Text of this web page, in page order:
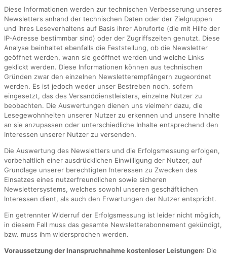
Diese Informationen werden zur technischen Verbesserung unseres
Newsletters anhand der technischen Daten oder der Zielgruppen
und ihres Leseverhaltens auf Basis ihrer Abruforte (die mit Hilfe der
IP-Adresse bestimmbar sind) oder der Zugriffszeiten genutzt. Diese
Analyse beinhaltet ebenfalls die Feststellung, ob die Newsletter
geöffnet werden, wann sie geöffnet werden und welche Links
geklickt werden. Diese Informationen können aus technischen
Gründen zwar den einzelnen Newsletterempfängern zugeordnet
werden. Es ist jedoch weder unser Bestreben noch, sofern
eingesetzt, das des Versanddienstleisters, einzelne Nutzer zu
beobachten. Die Auswertungen dienen uns vielmehr dazu, die
Lesegewohnheiten unserer Nutzer zu erkennen und unsere Inhalte
an sie anzupassen oder unterschiedliche Inhalte entsprechend den
Interessen unserer Nutzer zu versenden.
Die Auswertung des Newsletters und die Erfolgsmessung erfolgen,
vorbehaltlich einer ausdrücklichen Einwilligung der Nutzer, auf
Grundlage unserer berechtigten Interessen zu Zwecken des
Einsatzes eines nutzerfreundlichen sowie sicheren
Newslettersystems, welches sowohl unseren geschäftlichen
Interessen dient, als auch den Erwartungen der Nutzer entspricht.
Ein getrennter Widerruf der Erfolgsmessung ist leider nicht möglich,
in diesem Fall muss das gesamte Newsletterabonnement gekündigt,
bzw. muss ihm widersprochen werden.
Voraussetzung der Inanspruchnahme kostenloser Leistungen: Die